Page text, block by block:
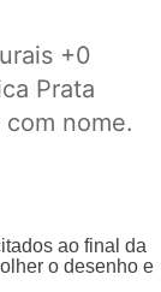
+0
Prata
nome.
ao final da
o desenho e